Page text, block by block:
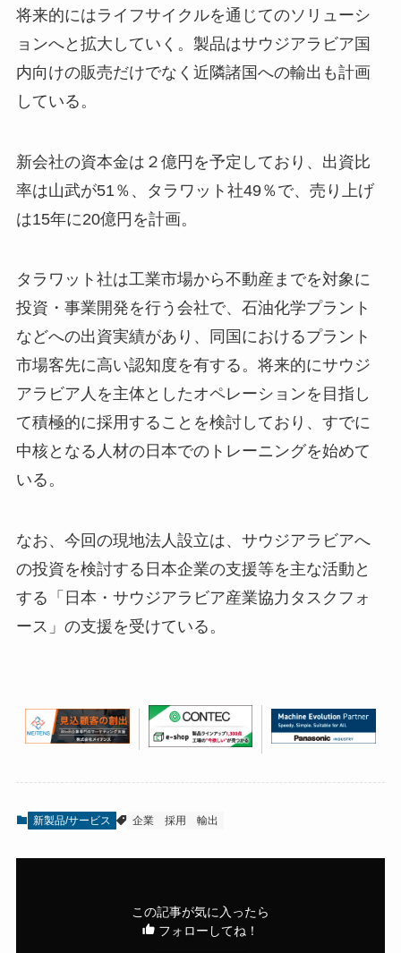
将来的にはライフサイクルを通じてのソリューシ
ョンへと拡大していく。製品はサウジアラビア国
内向けの販売だけでなく近隣諸国への輸出も計画
している。
新会社の資本金は２億円を予定しており、出資比
率は山武が51％、タラワット社49％で、売り上げ
は15年に20億円を計画。
タラワット社は工業市場から不動産までを対象に
投資・事業開発を行う会社で、石油化学プラント
などへの出資実績があり、同国におけるプラント
市場客先に高い認知度を有する。将来的にサウジ
アラビア人を主体としたオペレーションを目指し
て積極的に採用することを検討しており、すでに
中核となる人材の日本でのトレーニングを始めて
いる。
なお、今回の現地法人設立は、サウジアラビアへ
の投資を検討する日本企業の支援等を主な活動と
する「日本・サウジアラビア産業協力タスクフォ
ース」の支援を受けている。
新製品/サービス 企業 採用 輸出
この記事が気に入ったら
フォローしてね！